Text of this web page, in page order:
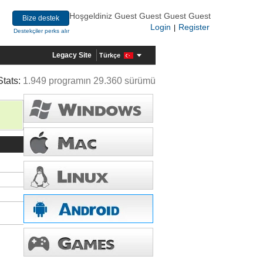
Bize destek
Destekçiler perks alır
Hoşgeldiniz Guest Guest Guest Guest
Login
Register
Legacy Site Türkçe
1.949 programın 29.360 sürümü